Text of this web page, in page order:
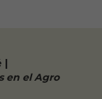
|
en el Agro